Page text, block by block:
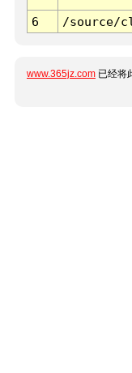
6 /source/
www.365jz.com 已经将